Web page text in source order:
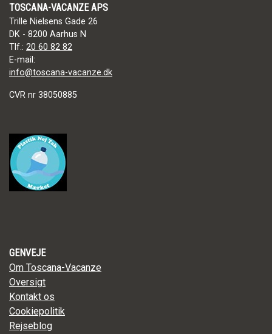
TOSCANA-VACANZE APS
Trille Nielsens Gade 26
DK - 8200 Aarhus N
Tlf.: 20 60 82 82
E-mail:
info@toscana-vacanze.dk
CVR nr 38050885
GENVEJE
Om Toscana-Vacanze
Oversigt
Kontakt os
Cookiepolitik
Rejseblog